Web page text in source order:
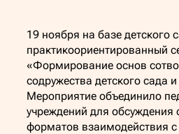
19 ноября на базе детского
практикоориентированный
«Формирование основ
содружества детского сада
Мероприятие объединило
учреждений для
форматов взаимодействия